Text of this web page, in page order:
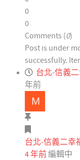
0
0
Comments (0)
Post is under
successfully.
台北-信義
年前
台北-信義二幸
4 年前編輯中